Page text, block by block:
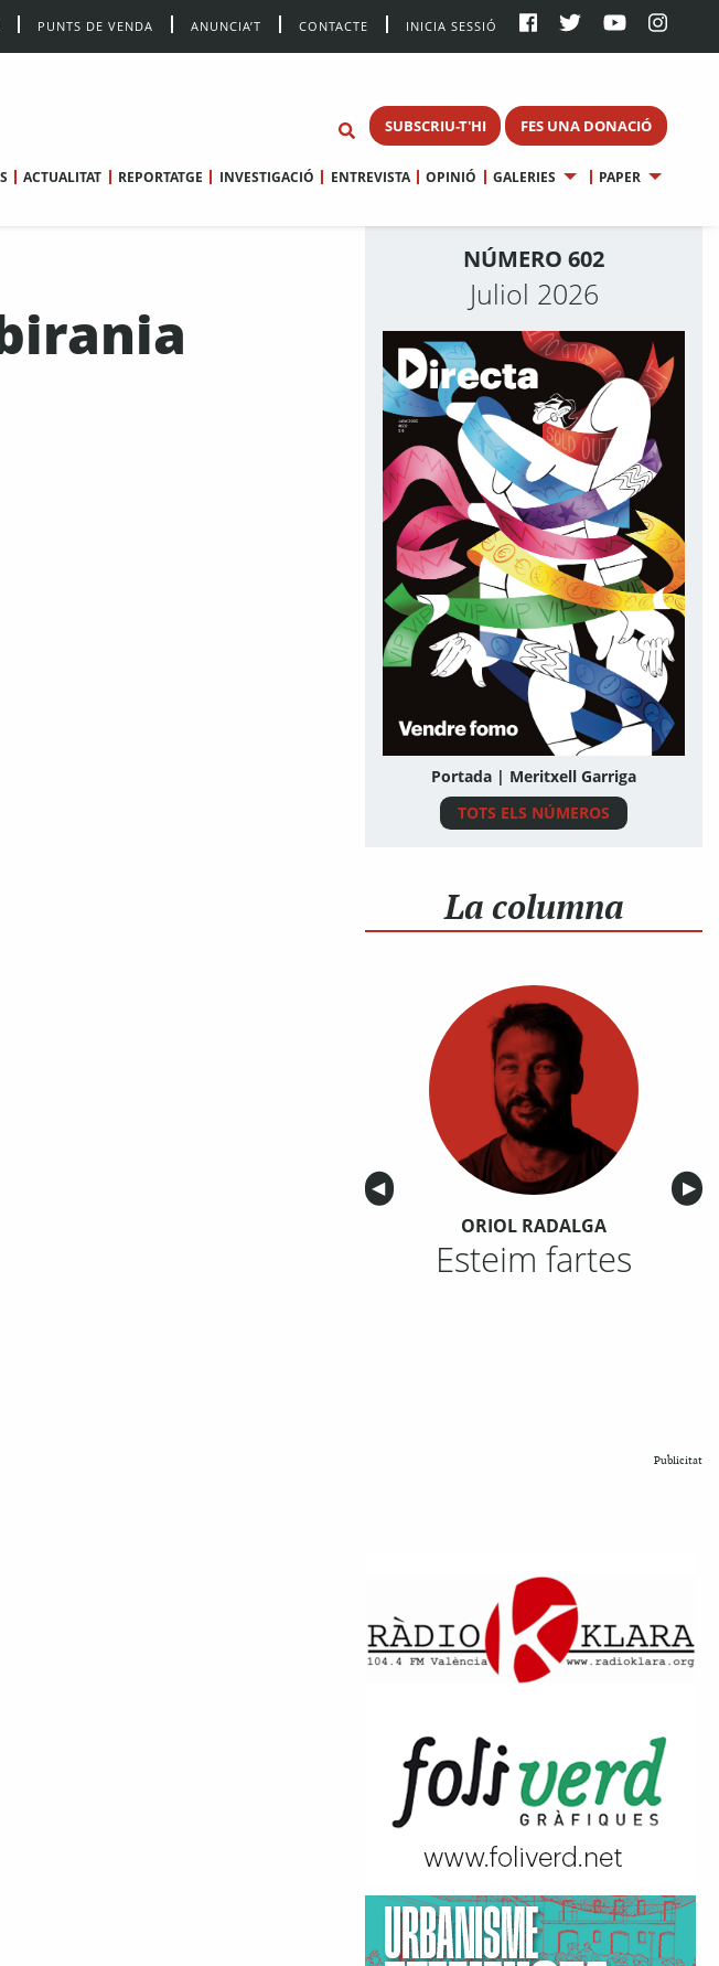
PUNTS DE VENDA ANUNCIA’T CONTACTE INICIA SESSIÓ
SUBSCRIU-T'HI FES UNA DONACIÓ
ACTUALITAT REPORTATGE INVESTIGACIÓ ENTREVISTA OPINIÓ GALERIES PAPER
NÚMERO 602
Juliol 2026
Portada | Meritxell Garriga
TOTS ELS NÚMEROS
La columna
Anterior
◀︎ ▶︎
ORIOL RADALGA
Esteim fartes
Publicitat